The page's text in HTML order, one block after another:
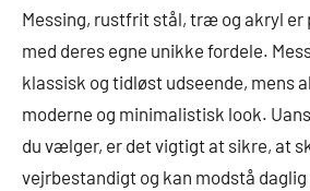
Messing, rustfrit stål, træ og akryl er
med deres egne unikke fordele.
klassisk og tidløst udseende, mens
moderne og minimalistisk look.
du vælger, er det vigtigt at sikre, at
vejrbestandigt og kan modstå